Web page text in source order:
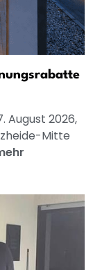
August 2026,
Mitte